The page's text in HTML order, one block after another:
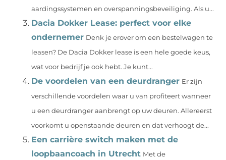
aardingssystemen en overspanningsbeveiliging. Als u...
Dacia Dokker Lease: perfect voor elke
ondernemer Denk je erover om een bestelwagen te
leasen? De Dacia Dokker lease is een hele goede keus,
wat voor bedrijf je ook hebt. Je kunt...
De voordelen van een deurdranger Er zijn
verschillende voordelen waar u van profiteert wanneer
u een deurdranger aanbrengt op uw deuren. Allereerst
voorkomt u openstaande deuren en dat verhoogt de...
Een carrière switch maken met de
loopbaancoach in Utrecht Met de